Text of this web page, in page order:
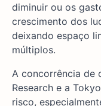
diminuir ou os
crescimento dos
deixando espaço
múltiplos.
A concorrência de
Research e a
risco,